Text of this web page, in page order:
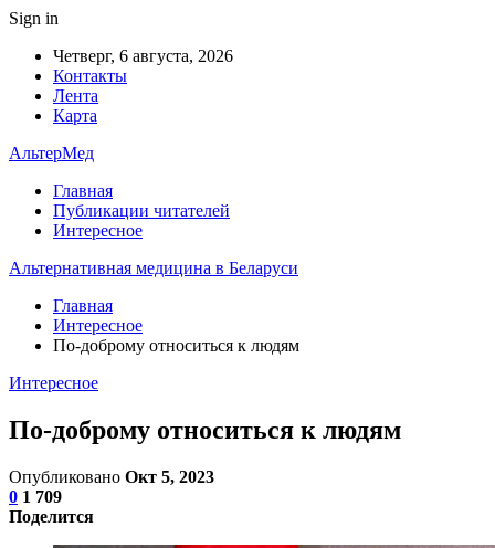
Sign in
Четверг, 6 августа, 2026
Контакты
Лента
Карта
АльтерМед
Главная
Публикации читателей
Интересное
Альтернативная медицина в Беларуси
Главная
Интересное
По-доброму относиться к людям
Интересное
По-доброму относиться к людям
Опубликовано Окт 5, 2023
0 1 709
Поделится